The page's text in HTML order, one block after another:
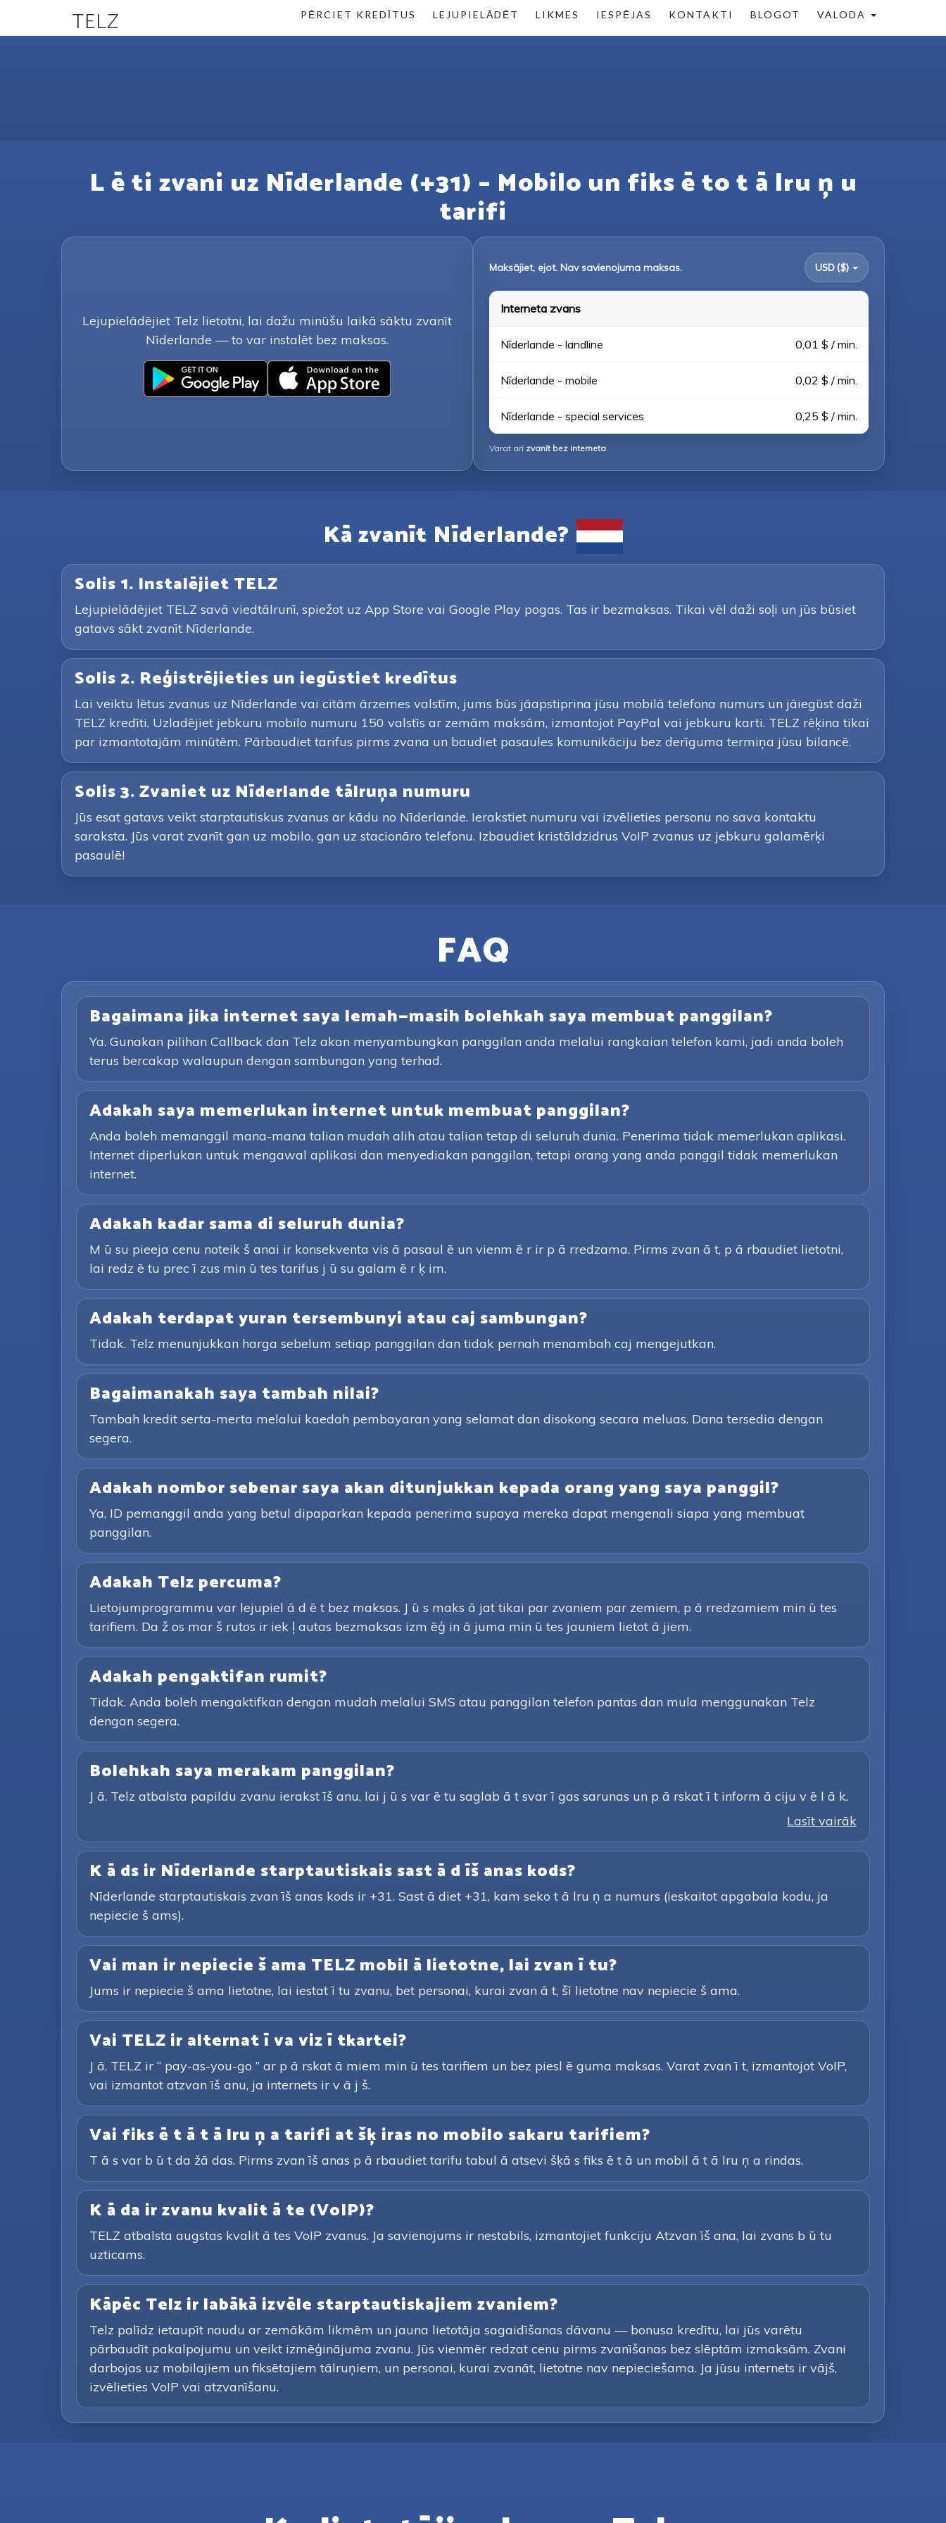
TELZ PĒRCIET KREDĪTUS LEJUPIELĀDĒT LIKMES IESPĒJAS KONTAKTI BLOGOT VALODA
L ē ti zvani uz Nīderlande (+31) – Mobilo un fiks ē to t ā lru ņ u
tarifi
Lejupielādējiet Telz lietotni, lai dažu minūšu laikā sāktu zvanīt
Nīderlande — to var instalēt bez maksas.
Maksājiet, ejot. Nav savienojuma maksas. USD ($)
Interneta zvans
Nīderlande - landline 0,01 $ / min.
Nīderlande - mobile 0,02 $ / min.
Nīderlande - special services 0,25 $ / min.
Varat arī zvanīt bez interneta.
Kā zvanīt Nīderlande?
Solis 1. Instalējiet TELZ
Lejupielādējiet TELZ savā viedtālrunī, spiežot uz App Store vai Google Play pogas. Tas ir bezmaksas. Tikai vēl daži soļi un jūs būsiet
gatavs sākt zvanīt Nīderlande.
Solis 2. Reģistrējieties un iegūstiet kredītus
Lai veiktu lētus zvanus uz Nīderlande vai citām ārzemes valstīm, jums būs jāapstiprina jūsu mobilā telefona numurs un jāiegūst daži
TELZ kredīti. Uzladējiet jebkuru mobilo numuru 150 valstīs ar zemām maksām, izmantojot PayPal vai jebkuru karti. TELZ rēķina tikai
par izmantotajām minūtēm. Pārbaudiet tarifus pirms zvana un baudiet pasaules komunikāciju bez derīguma termiņa jūsu bilancē.
Solis 3. Zvaniet uz Nīderlande tālruņa numuru
Jūs esat gatavs veikt starptautiskus zvanus ar kādu no Nīderlande. Ierakstiet numuru vai izvēlieties personu no sava kontaktu
saraksta. Jūs varat zvanīt gan uz mobilo, gan uz stacionāro telefonu. Izbaudiet kristāldzidrus VoIP zvanus uz jebkuru galamērķi
pasaulē!
FAQ
Bagaimana jika internet saya lemah—masih bolehkah saya membuat panggilan?
Ya. Gunakan pilihan Callback dan Telz akan menyambungkan panggilan anda melalui rangkaian telefon kami, jadi anda boleh
terus bercakap walaupun dengan sambungan yang terhad.
Adakah saya memerlukan internet untuk membuat panggilan?
Anda boleh memanggil mana-mana talian mudah alih atau talian tetap di seluruh dunia. Penerima tidak memerlukan aplikasi.
Internet diperlukan untuk mengawal aplikasi dan menyediakan panggilan, tetapi orang yang anda panggil tidak memerlukan
internet.
Adakah kadar sama di seluruh dunia?
M ū su pieeja cenu noteik š anai ir konsekventa vis ā pasaul ē un vienm ē r ir p ā rredzama. Pirms zvan ā t, p ā rbaudiet lietotni,
lai redz ē tu prec ī zus min ū tes tarifus j ū su galam ē r ķ im.
Adakah terdapat yuran tersembunyi atau caj sambungan?
Tidak. Telz menunjukkan harga sebelum setiap panggilan dan tidak pernah menambah caj mengejutkan.
Bagaimanakah saya tambah nilai?
Tambah kredit serta-merta melalui kaedah pembayaran yang selamat dan disokong secara meluas. Dana tersedia dengan
segera.
Adakah nombor sebenar saya akan ditunjukkan kepada orang yang saya panggil?
Ya, ID pemanggil anda yang betul dipaparkan kepada penerima supaya mereka dapat mengenali siapa yang membuat
panggilan.
Adakah Telz percuma?
Lietojumprogrammu var lejupiel ā d ē t bez maksas. J ū s maks ā jat tikai par zvaniem par zemiem, p ā rredzamiem min ū tes
tarifiem. Da ž os mar š rutos ir iek ļ autas bezmaksas izm ēģ in ā juma min ū tes jauniem lietot ā jiem.
Adakah pengaktifan rumit?
Tidak. Anda boleh mengaktifkan dengan mudah melalui SMS atau panggilan telefon pantas dan mula menggunakan Telz
dengan segera.
Bolehkah saya merakam panggilan?
J ā. Telz atbalsta papildu zvanu ierakst īš anu, lai j ū s var ē tu saglab ā t svar ī gas sarunas un p ā rskat ī t inform ā ciju v ē l ā k.
Lasīt vairāk
K ā ds ir Nīderlande starptautiskais sast ā d īš anas kods?
Nīderlande starptautiskais zvan īš anas kods ir +31. Sast ā diet +31, kam seko t ā lru ņ a numurs (ieskaitot apgabala kodu, ja
nepiecie š ams).
Vai man ir nepiecie š ama TELZ mobil ā lietotne, lai zvan ī tu?
Jums ir nepiecie š ama lietotne, lai iestat ī tu zvanu, bet personai, kurai zvan ā t, šī lietotne nav nepiecie š ama.
Vai TELZ ir alternat ī va viz ī tkartei?
J ā. TELZ ir “ pay-as-you-go ” ar p ā rskat ā miem min ū tes tarifiem un bez piesl ē guma maksas. Varat zvan ī t, izmantojot VoIP,
vai izmantot atzvan īš anu, ja internets ir v ā j š.
Vai fiks ē t ā t ā lru ņ a tarifi at šķ iras no mobilo sakaru tarifiem?
T ā s var b ū t da žā das. Pirms zvan īš anas p ā rbaudiet tarifu tabul ā atsevi šķā s fiks ē t ā un mobil ā t ā lru ņ a rindas.
K ā da ir zvanu kvalit ā te (VoIP)?
TELZ atbalsta augstas kvalit ā tes VoIP zvanus. Ja savienojums ir nestabils, izmantojiet funkciju Atzvan īš ana, lai zvans b ū tu
uzticams.
Kāpēc Telz ir labākā izvēle starptautiskajiem zvaniem?
Telz palīdz ietaupīt naudu ar zemākām likmēm un jauna lietotāja sagaidīšanas dāvanu — bonusa kredītu, lai jūs varētu
pārbaudīt pakalpojumu un veikt izmēģinājuma zvanu. Jūs vienmēr redzat cenu pirms zvanīšanas bez slēptām izmaksām. Zvani
darbojas uz mobilajiem un fiksētajiem tālruņiem, un personai, kurai zvanāt, lietotne nav nepieciešama. Ja jūsu internets ir vājš,
izvēlieties VoIP vai atzvanīšanu.